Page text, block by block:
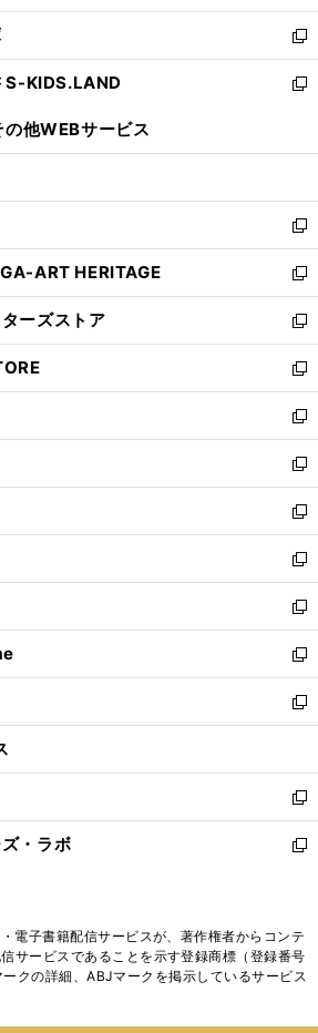
開
く
ウ
で
開
く
ン
ド
ウ
で
ウ
ィ
ン
ド
開
新
し
い
ン
ウ
で
開
く
S-KIDS.LAND
新
ウ
ン
ド
ウ
で
開
く
の他WEBサービス
新
し
い
ウ
ィ
ン
ド
ウ
で
開
く
ART HERITAGE
新
し
い
ウ
ィ
ン
ド
ウ
で
開
く
ーズストア
新
し
い
ウ
ィ
ン
ド
ウ
で
開
く
新
し
い
ウ
ィ
ン
ド
ウ
で
開
く
新
し
い
ウ
ィ
ン
ド
ウ
で
開
く
新
し
い
ウ
ィ
ン
ド
ウ
で
開
く
新
し
い
ウ
ィ
ン
ド
ウ
で
開
新
し
い
ウ
ィ
ン
ド
ウ
開
く
新
し
い
ウ
ィ
ン
ウ
で
開
く
新
し
い
ウ
ン
ド
ウ
で
新
し
ウ
ィ
ン
ド
く
新
し
い
ド
ウ
で
・ラボ
新
ィ
ン
電子書籍配信サービスが、著作権者からコンテ
サービスであることを示す登録商標（登録番号
クの詳細、ABJマークを掲示しているサービス